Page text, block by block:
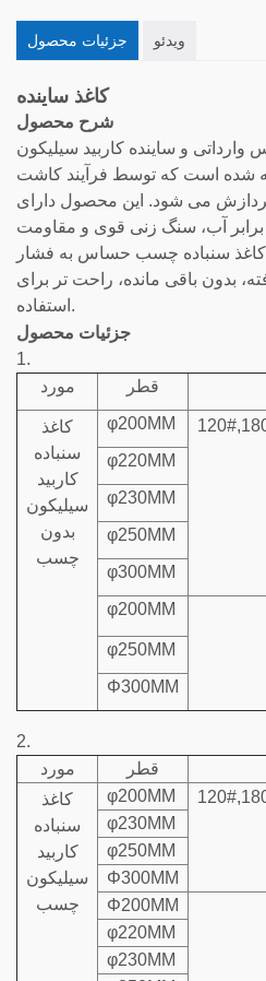
جزئیات محصول ویدئو
کاغذ ساینده
شرح محصول
وارداتی و ساینده کاربید سیلیکون
شده است که توسط فرآیند کاشت
می شود. این محصول دارای
آب، سنگ زنی قوی و مقاومت
سنباده چسب حساس به فشار
بدون باقی مانده، راحت تر برای
استفاده.
جزئیات محصول
1.
مورد
قطر
کاغذ
سنباده
کاربید
سیلیکون
بدون
چسب
φ200MM
φ220MM
φ230MM
φ250MM
φ300MM
φ200MM
φ250MM
Φ300MM
2.
مورد
قطر
کاغذ
سنباده
کاربید
سیلیکون
چسب
φ200MM
φ230MM
φ250MM
Φ300MM
Φ200MM
φ220MM
φ230MM